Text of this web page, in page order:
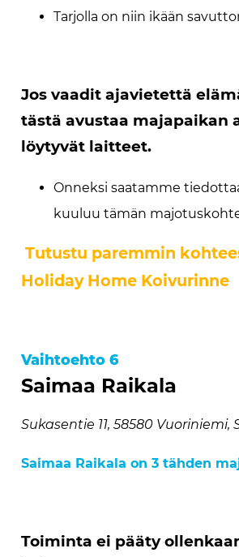
Tarjolla on niin ikään
Jos vaadit ajavietettä
tästä avustaa majapaikan
löytyvät laitteet.
Onneksi saatamme
kuuluu tämän
Tutustu paremmin
Holiday Home Koivurinne
Vaihtoehto 6
Saimaa Raikala
Sukasentie 11, 58580 Vuoriniemi,
Saimaa Raikala on 3 tähden
Toiminta ei pääty